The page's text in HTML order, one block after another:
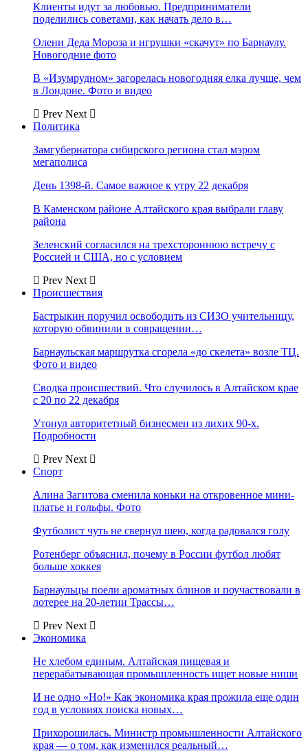
Клиенты идут за любовью. Предприниматели
поделились советами, как начать дело в…
Олени Деда Мороза и игрушки «скачут» по Барнаулу.
Новогодние фото
В «Изумрудном» загорелась новогодняя елка лучше, чем
в Лондоне. Фото и видео
Prev Next
Политика
Замгубернатора сибирского региона стал мэром
мегаполиса
День 1398-й. Самое важное к утру 22 декабря
В Каменском районе Алтайского края выбрали главу
района
Зеленский согласился на трехстороннюю встречу с
Россией и США, но с условием
Prev Next
Происшествия
Бастрыкин поручил освободить из СИЗО учительницу,
которую обвинили в совращении…
Барнаульская маршрутка сгорела «до скелета» возле ТЦ.
Фото и видео
Сводка происшествий. Что случилось в Алтайском крае
с 20 по 22 декабря
Утонул авторитетный бизнесмен из лихих 90-х.
Подробности
Prev Next
Спорт
Алина Загитова сменила коньки на откровенное мини-
платье и гольфы. Фото
Футболист чуть не свернул шею, когда радовался голу
Ротенберг объяснил, почему в России футбол любят
больше хоккея
Барнаульцы поели ароматных блинов и поучаствовали в
лотерее на 20-летии Трассы…
Prev Next
Экономика
Не хлебом единым. Алтайская пищевая и
перерабатывающая промышленность ищет новые ниши
И не одно «Но!» Как экономика края прожила еще один
год в условиях поиска новых…
Прихорошилась. Министр промышленности Алтайского
края — о том, как изменился реальный…